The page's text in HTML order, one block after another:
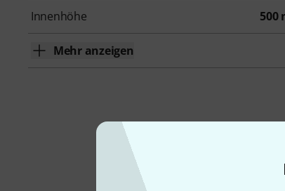
Innenhöhe 500
Mehr anzeigen